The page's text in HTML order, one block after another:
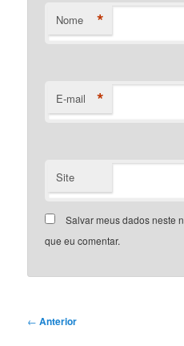
Nome *
E-mail *
Site
Salvar meus dados neste
que eu comentar.
Navegação
← Anterior